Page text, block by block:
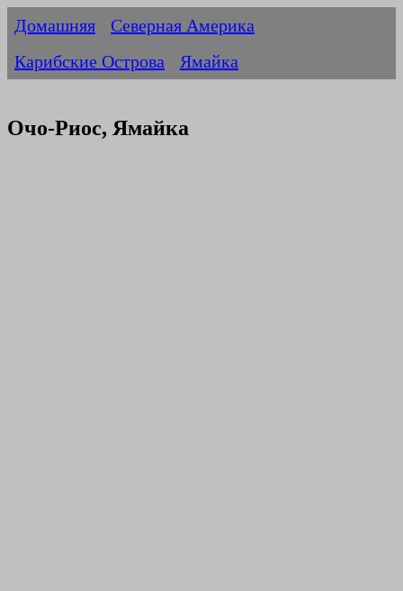
Домашняя
Северная Америка
Карибские Острова
Ямайка
Очо-Риос, Ямайка